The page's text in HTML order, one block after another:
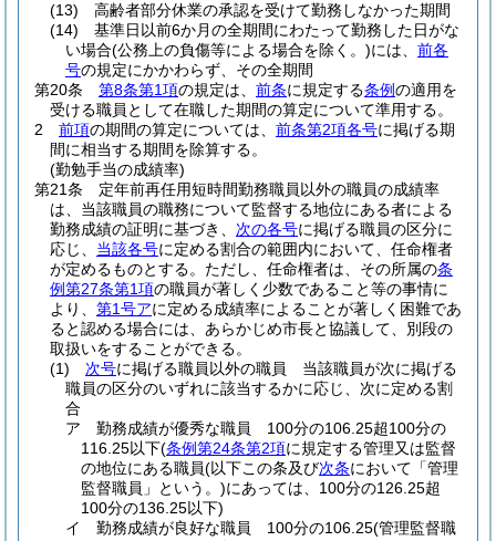
(13)
高齢者部分休業の承認を受けて勤務しなかった期間
(14)
基準日以前6か月の全期間にわたって勤務した日がな
い場合(公務上の負傷等による場合を除く。)には、 前各
号の規定にかかわらず、その全期間
第20条
第8条第1項の規定は、 前条に規定する条例の適用を
受ける職員として在職した期間の算定について準用する。
2
前項の期間の算定については、 前条第2項各号に掲げる期
間に相当する期間を除算する。
(勤勉手当の成績率)
第21条
定年前再任用短時間勤務職員以外の職員の成績率
は、当該職員の職務について監督する地位にある者による
勤務成績の証明に基づき、 次の各号に掲げる職員の区分に
応じ、 当該各号に定める割合の範囲内において、任命権者
が定めるものとする。 ただし、任命権者は、その所属の条
例第27条第1項の職員が著しく少数であること等の事情に
より、 第1号アに定める成績率によることが著しく困難であ
ると認める場合には、あらかじめ市長と協議して、別段の
取扱いをすることができる。
(1)
次号に掲げる職員以外の職員 当該職員が次に掲げる
職員の区分のいずれに該当するかに応じ、次に定める割
合
ア
勤務成績が優秀な職員 100分の106.25超100分の
116.25以下(条例第24条第2項に規定する管理又は監督
の地位にある職員(以下この条及び次条において「管理
監督職員」という。)にあっては、100分の126.25超
100分の136.25以下)
イ
勤務成績が良好な職員 100分の106.25(管理監督職